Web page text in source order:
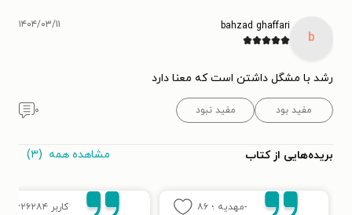
b
bahzad ghaffari ۱۴۰۴/۰۳/۱۱
رشد با مشگل داشتن است که معنا دارد
مفید بود مفید نبود ۰
بریده‌هایی از کتاب مشاهده همه (۳)
-مهدیه ؛ ۸۶ کاربر ۴۶۲۶۲۸۴